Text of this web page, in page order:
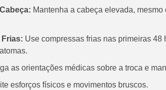
Mantenha a cabeça elevada,
Use compressas frias nas primeiras
as orientações médicas sobre a troca e
esforços físicos e movimentos bruscos.